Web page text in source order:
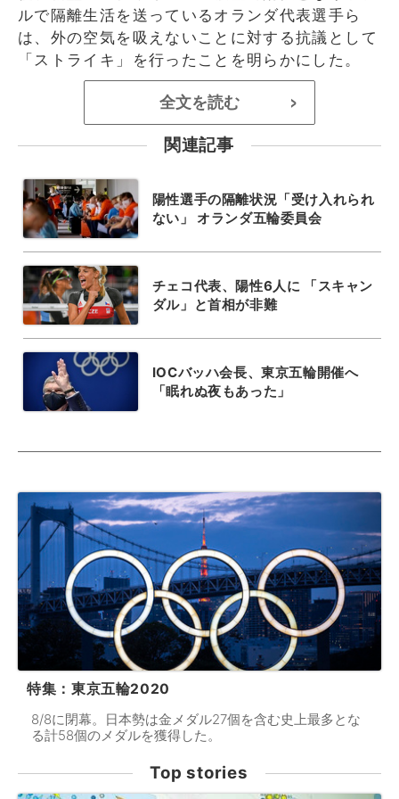
ルで隔離生活を送っているオランダ代表選手ら
は、外の空気を吸えないことに対する抗議として
「ストライキ」を行ったことを明らかにした。
全文を読む >
関連記事
陽性選手の隔離状況「受け入れられ
ない」 オランダ五輪委員会
チェコ代表、陽性6人に 「スキャン
ダル」と首相が非難
IOCバッハ会長、東京五輪開催へ
「眠れぬ夜もあった」
特集：東京五輪2020
8/8に閉幕。日本勢は金メダル27個を含む史上最多とな
る計58個のメダルを獲得した。
Top stories